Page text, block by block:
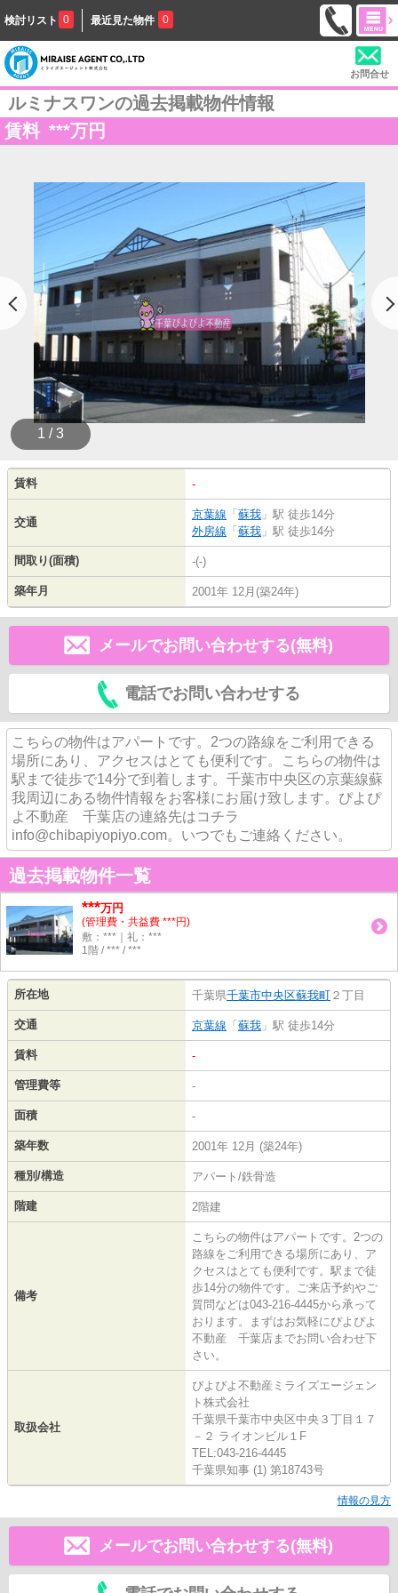
検討リスト 0 最近見た物件 0
お問合せ
ルミナスワンの過去掲載物件情報
賃料 ***万円
1 / 3
賃料 -
交通
京葉線 「 蘇我 」駅 徒歩14分
外房線 「 蘇我 」駅 徒歩14分
間取り(面積) -(-)
築年月 2001年 12月(築24年)
メールでお問い合わせする(無料)
電話でお問い合わせする
こちらの物件はアパートです。2つの路線をご利用できる
場所にあり、アクセスはとても便利です。こちらの物件は
駅まで徒歩で14分で到着します。千葉市中央区の京葉線蘇
我周辺にある物件情報をお客様にお届け致します。ぴよぴ
よ不動産 千葉店の連絡先はコチラ
info@chibapiyopiyo.com。いつでもご連絡ください。
過去掲載物件一覧
***万円
(管理費・共益費 ***円)
敷：***｜礼：***
1階 / *** / ***
所在地 千葉県千葉市中央区蘇我町 ２丁目
交通 京葉線 「 蘇我 」駅 徒歩14分
賃料 -
管理費等 -
面積 -
築年数 2001年 12月 (築24年)
種別/構造 アパート/鉄骨造
階建 2階建
備考
こちらの物件はアパートです。2つの
路線をご利用できる場所にあり、ア
クセスはとても便利です。駅まで徒
歩14分の物件です。ご来店予約やご
質問などは043-216-4445から承って
おります。まずはお気軽にぴよぴよ
不動産 千葉店までお問い合わせ下
さい。
取扱会社
ぴよぴよ不動産ミライズエージェン
ト株式会社
千葉県千葉市中央区中央３丁目１７
－２ ライオンビル１F
TEL:043-216-4445
千葉県知事 (1) 第18743号
情報の見方
メールでお問い合わせする(無料)